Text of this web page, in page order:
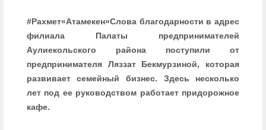
#Рахмет«Атамекен»Слова благодарности в адрес
филиала Палаты предпринимателей
Аулиекольского района поступили от
предпринимателя Ляззат Бекмурзиной, которая
развивает семейный бизнес. Здесь несколько
лет под ее руководством работает придорожное
кафе.